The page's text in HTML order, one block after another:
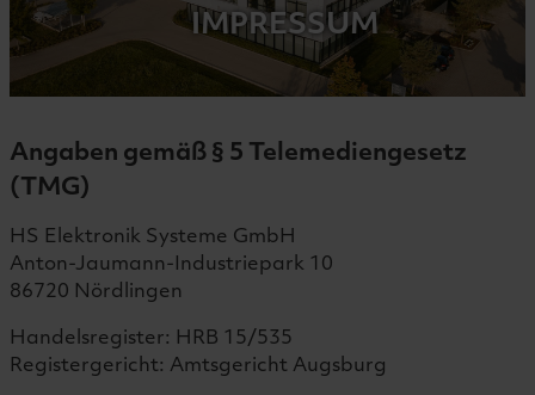
IMPRESSUM
Angaben gemäß § 5 Telemediengesetz
(TMG)
HS Elektronik Systeme GmbH
Anton-Jaumann-Industriepark 10
86720 Nördlingen
Handelsregister: HRB 15/535
Registergericht: Amtsgericht Augsburg